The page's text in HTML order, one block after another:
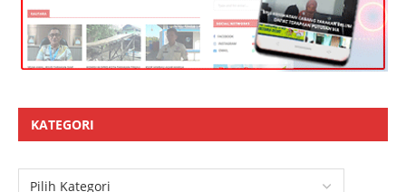
KATEGORI